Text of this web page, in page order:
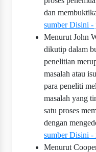
dan
sumber Disini -
Menurut John
dikutip dalam
penelitian
masalah atau
para peneliti
masalah yang
satu proses
dengan
sumber Disini -
Menurut